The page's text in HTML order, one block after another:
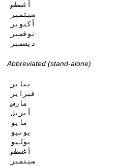
أغسطس
سبتمبر
أكتوبر
نوفمبر
ديسمبر
Abbreviated (stand-alone)
يناير
فبراير
مارس
أبريل
مايو
يونيو
يوليو
أغسطس
سبتمبر